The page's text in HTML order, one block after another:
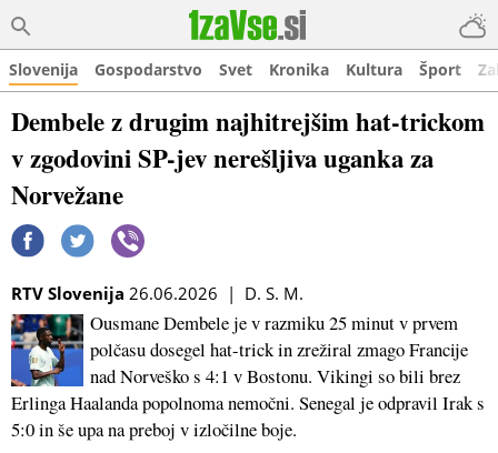
Slovenija Gospodarstvo Svet Kronika Kultura Šport
Dembele z drugim najhitrejšim hat-trickom
v zgodovini SP-jev nerešljiva uganka za
Norvežane
RTV Slovenija 26.06.2026 | D. S. M.
Ousmane Dembele je v razmiku 25 minut v prvem
polčasu dosegel hat-trick in zrežiral zmago Francije
nad Norveško s 4:1 v Bostonu. Vikingi so bili brez
Erlinga Haalanda popolnoma nemočni. Senegal je odpravil Irak s
5:0 in še upa na preboj v izločilne boje.